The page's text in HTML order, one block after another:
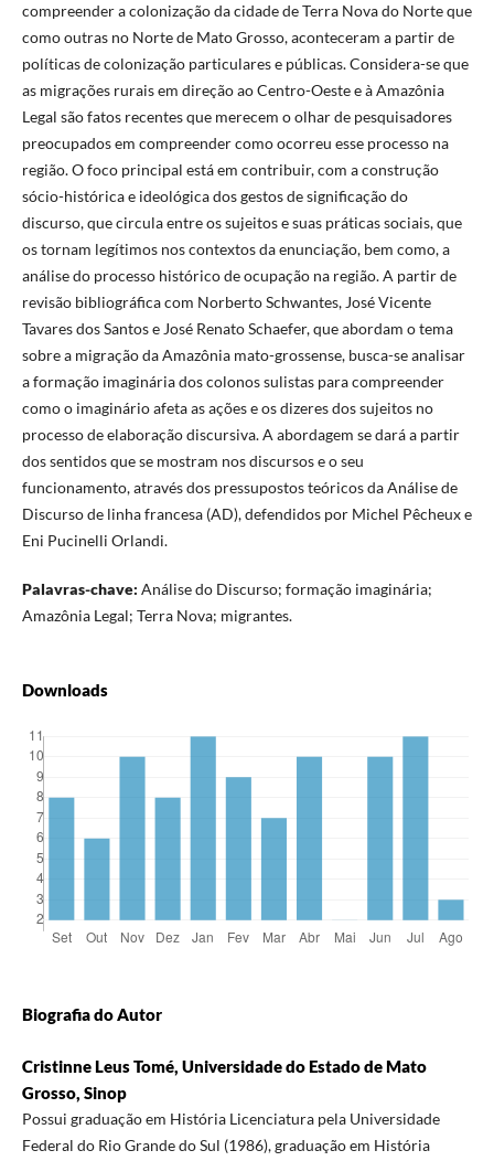
compreender a colonização da cidade de Terra Nova do Norte que
como outras no Norte de Mato Grosso, aconteceram a partir de
políticas de colonização particulares e públicas. Considera-se que
as migrações rurais em direção ao Centro-Oeste e à Amazônia
Legal são fatos recentes que merecem o olhar de pesquisadores
preocupados em compreender como ocorreu esse processo na
região. O foco principal está em contribuir, com a construção
sócio-histórica e ideológica dos gestos de significação do
discurso, que circula entre os sujeitos e suas práticas sociais, que
os tornam legítimos nos contextos da enunciação, bem como, a
análise do processo histórico de ocupação na região. A partir de
revisão bibliográfica com Norberto Schwantes, José Vicente
Tavares dos Santos e José Renato Schaefer, que abordam o tema
sobre a migração da Amazônia mato-grossense, busca-se analisar
a formação imaginária dos colonos sulistas para compreender
como o imaginário afeta as ações e os dizeres dos sujeitos no
processo de elaboração discursiva. A abordagem se dará a partir
dos sentidos que se mostram nos discursos e o seu
funcionamento, através dos pressupostos teóricos da Análise de
Discurso de linha francesa (AD), defendidos por Michel Pêcheux e
Eni Pucinelli Orlandi.
Palavras-chave: Análise do Discurso; formação imaginária;
Amazônia Legal; Terra Nova; migrantes.
Downloads
Biografia do Autor
Cristinne Leus Tomé, Universidade do Estado de Mato
Grosso, Sinop
Possui graduação em História Licenciatura pela Universidade
Federal do Rio Grande do Sul (1986), graduação em História